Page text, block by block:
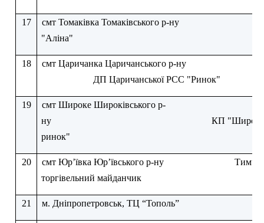
17
смт Томаківка Томаківського р-ну
"Аліна"
18
смт Царичанка Царичанського р-ну
ДП Царичанської РСС "Ринок"
19
смт Широке Широківського р-
ну
КП
ринок"
20 смт Юр’ївка Юр’ївського р-ну
торгівельний майданчик
21 м. Дніпропетровськ, ТЦ “Тополь”